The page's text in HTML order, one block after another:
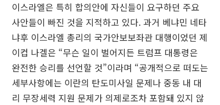
이스라엘은 특히 합의안에 자신들이 요구하던 주요
사안들이 빠진 것을 지적하고 있다. 과거 베냐민 네타
냐후 이스라엘 총리의 국가안보보좌관 대행이었던 제
이컵 나겔은 “무슨 일이 벌어지든 트럼프 대통령은
완전한 승리를 선언할 것”이라며 “공개적으로 떠도는
세부사항에는 이란의 탄도미사일 문제나 중동 내 대
리 무장세력 지원 문제가 의제로조차 포함돼 있지 않